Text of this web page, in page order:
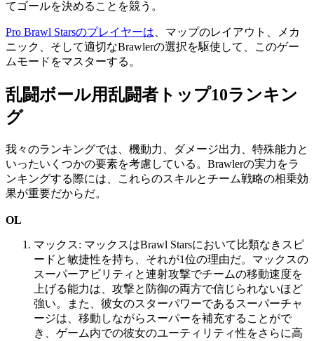
てゴールを決めることを競う。
Pro Brawl Starsのプレイヤーは 、マップのレイアウト、メカ
ニック、そして適切なBrawlerの選択を駆使して、このゲー
ムモードをマスターする。
乱闘ボール用乱闘者トップ10ランキン
グ
我々のランキングでは、機動力、ダメージ出力、特殊能力と
いったいくつかの要素を考慮している。Brawlerの実力をラ
ンキングする際には、これらのスキルとチーム戦略の相乗効
果が重要だからだ。
OL
マックス: マックスはBrawl Starsにおいて比類なきスピ
ードと敏捷性を持ち、それが1位の理由だ。マックスの
スーパーアビリティと連射攻撃でチームの移動速度を
上げる能力は、攻撃と防御の両方で信じられないほど
強い。また、彼女のスターパワーであるスーパーチャ
ージは、移動しながらスーパーを補充することがで
き、ゲーム内での彼女のユーティリティ性をさらに高